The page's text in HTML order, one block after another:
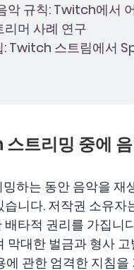
악 규칙: Twitch에서
머 사례 연구
: Twitch 스트림에서
트리밍 중에
하는 동안 음악을 재
니다. 저작권 소유
타적 권리를 가집니
막대한 벌금과 형사
관한 엄격한 지침